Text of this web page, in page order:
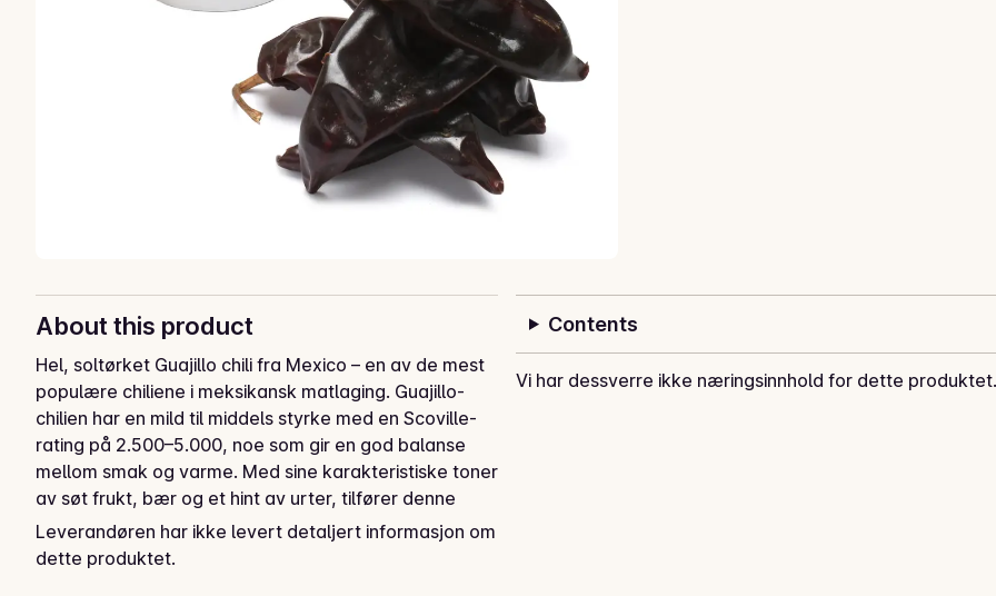
About this product
Hel, soltørket Guajillo chili fra Mexico – en av de mest
populære chiliene i meksikansk matlaging. Guajillo-
chilien har en mild til middels styrke med en Scoville-
rating på 2.500–5.000, noe som gir en god balanse
mellom smak og varme. Med sine karakteristiske toner
av søt frukt, bær og et hint av urter, tilfører denne
chilien en kompleks og aromatisk dybde til retter uten
å overvelde.
Leverandøren har ikke levert detaljert informasjon om
dette produktet.
Contents
Vi har dessverre ikke næringsinnhold for dette produktet.